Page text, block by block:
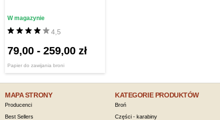
Papier do zawijania broni
4,5
W magazynie
79,00 - 259,00 zł
MAPA STRONY
Producenci
Best Sellers
KATEGORIE PRODUKTÓW
Broń
Części - karabiny